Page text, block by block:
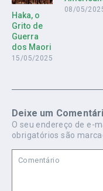
Haka, o
Grito de
Guerra
dos Maori
15/05/2025
08/05/
Deixe um
O seu endereço de e-
obrigatórios são